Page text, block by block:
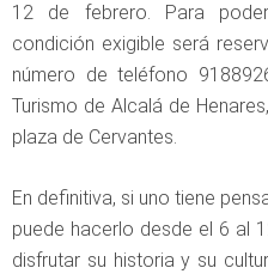
12 de febrero. Para
condición exigible será
número de teléfono
Turismo de Alcalá de
plaza de Cervantes.
En definitiva, si uno tiene
puede hacerlo desde el 6 al
disfrutar su historia y su